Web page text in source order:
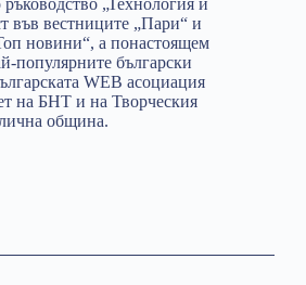
„Технология и
във вестниците „Пари“ и
новини“, а понастоящем
популярните български
WEB асоциация
на БНТ и на Творческия
община.